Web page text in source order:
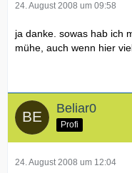
24. August 2008 um 09:58
ja danke. sowas hab ich
mühe, auch wenn hier
Beliar0
Profi
24. August 2008 um 12:04